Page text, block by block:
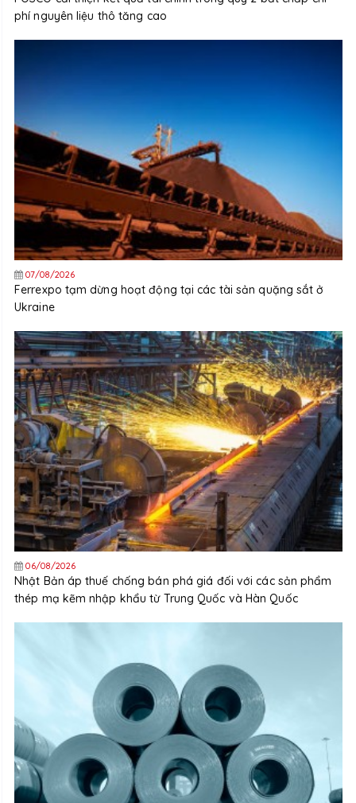
phí nguyên liệu thô tăng cao
07/08/2026
Ferrexpo tạm dừng hoạt động tại các tài sản quặng sắt ở
Ukraine
06/08/2026
Nhật Bản áp thuế chống bán phá giá đối với các sản phẩm
thép mạ kẽm nhập khẩu từ Trung Quốc và Hàn Quốc